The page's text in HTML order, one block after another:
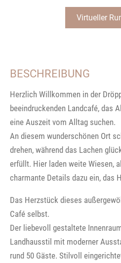
Virtueller
BESCHREIBUNG
Herzlich Willkommen in der
beeindruckenden Landcafé, das
eine Auszeit vom Alltag suchen.
An diesem wunderschönen Ort
drehen, während das Lachen
erfüllt. Hier laden weite Wiesen,
charmante Details dazu ein, das
Das Herzstück dieses
Café selbst.
Der liebevoll gestaltete
Landhausstil mit moderner
rund 50 Gäste. Stilvoll